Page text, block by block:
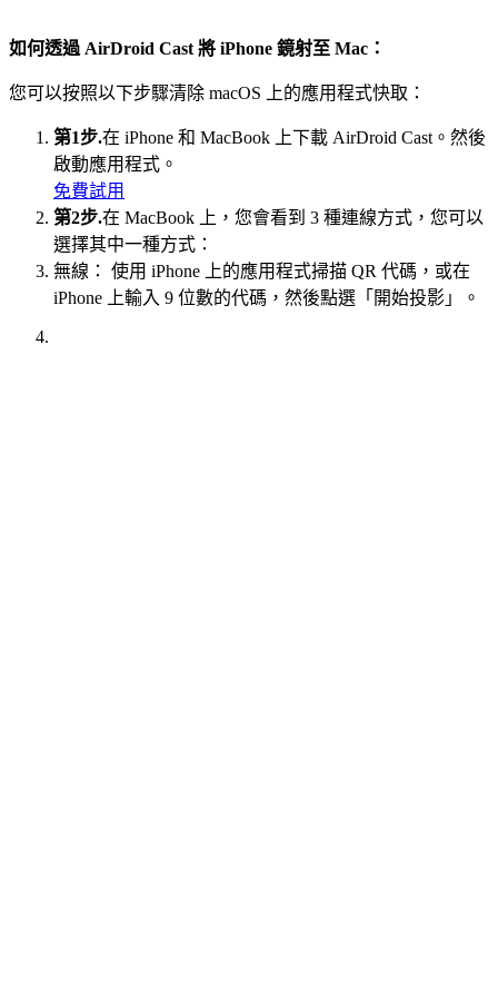
如何透過 AirDroid Cast 將 iPhone 鏡射至 Mac：
您可以按照以下步驟清除 macOS 上的應用程式快取：
第1步.在 iPhone 和 MacBook 上下載 AirDroid Cast。然後
啟動應用程式。
免費試用
第2步.在 MacBook 上，您會看到 3 種連線方式，您可以
選擇其中一種方式：
無線： 使用 iPhone 上的應用程式掃描 QR 代碼，或在
iPhone 上輸入 9 位數的代碼，然後點選「開始投影」。